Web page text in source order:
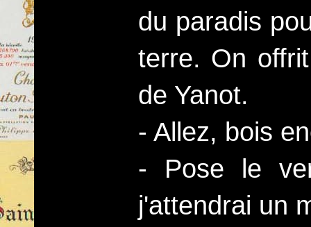
du paradis
terre. On
de Yanot.
- Allez, bois
- Pose le
j'attendrai un